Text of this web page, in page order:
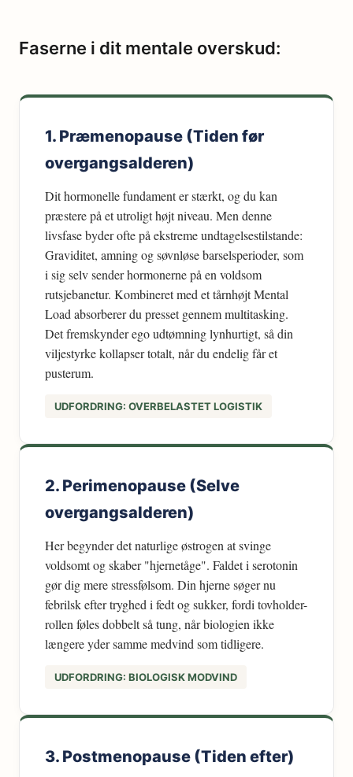
Faserne i dit mentale overskud:
1. Præmenopause (Tiden før
overgangsalderen)
Dit hormonelle fundament er stærkt, og du kan
præstere på et utroligt højt niveau. Men denne
livsfase byder ofte på ekstreme undtagelsestilstande:
Graviditet, amning og søvnløse barselsperioder, som
i sig selv sender hormonerne på en voldsom
rutsjebanetur. Kombineret med et tårnhøjt Mental
Load absorberer du presset gennem multitasking.
Det fremskynder ego udtømning lynhurtigt, så din
viljestyrke kollapser totalt, når du endelig får et
pusterum.
UDFORDRING: OVERBELASTET LOGISTIK
2. Perimenopause (Selve
overgangsalderen)
Her begynder det naturlige østrogen at svinge
voldsomt og skaber "hjernetåge". Faldet i serotonin
gør dig mere stressfølsom. Din hjerne søger nu
febrilsk efter tryghed i fedt og sukker, fordi tovholder-
rollen føles dobbelt så tung, når biologien ikke
længere yder samme medvind som tidligere.
UDFORDRING: BIOLOGISK MODVIND
3. Postmenopause (Tiden efter)